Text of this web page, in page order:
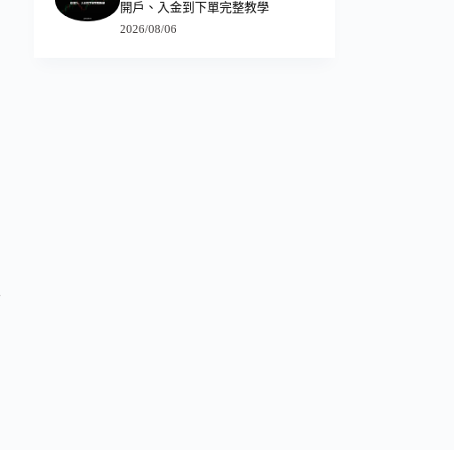
開戶、入金到下單完整教學
2026/08/06